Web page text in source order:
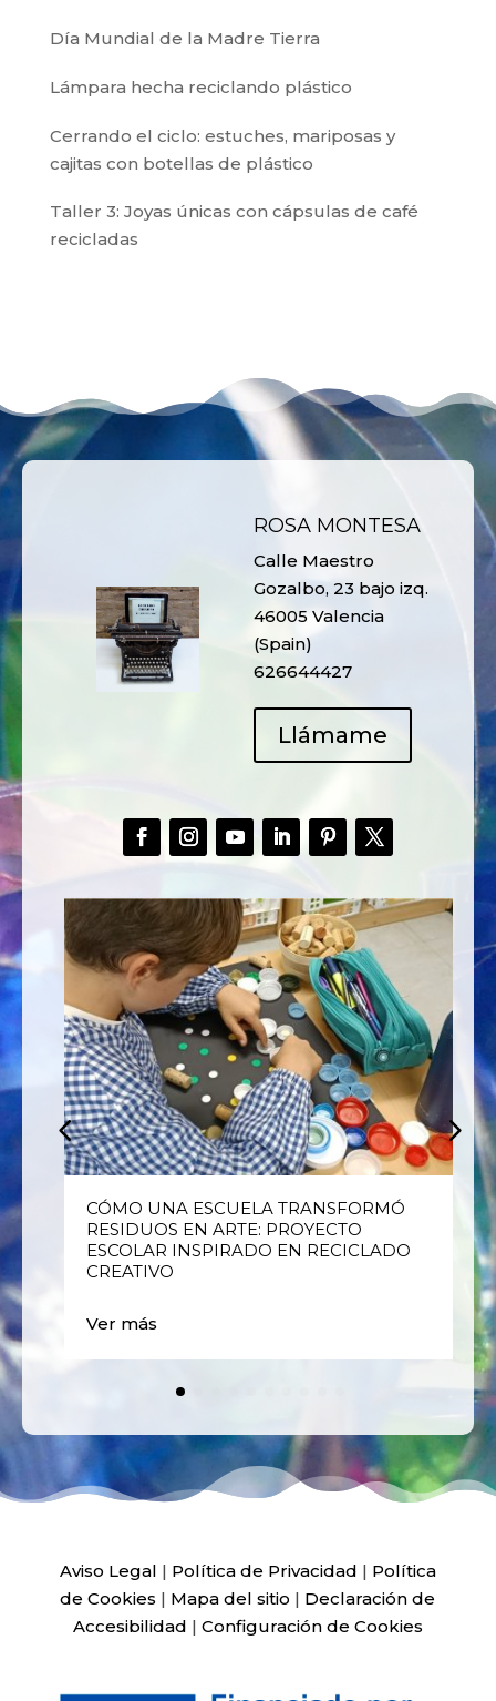
Día Mundial de la Madre Tierra
Lámpara hecha reciclando plástico
Cerrando el ciclo: estuches, mariposas y
cajitas con botellas de plástico
Taller 3: Joyas únicas con cápsulas de café
recicladas
ROSA MONTESA
Calle Maestro
Gozalbo, 23 bajo izq.
46005 Valencia
(Spain)
626644427
Llámame
CÓMO UNA ESCUELA TRANSFORMÓ
RESIDUOS EN ARTE: PROYECTO
ESCOLAR INSPIRADO EN RECICLADO
CREATIVO
Ver más
Aviso Legal | Política de Privacidad | Política
de Cookies | Mapa del sitio | Declaración de
Accesibilidad | Configuración de Cookies